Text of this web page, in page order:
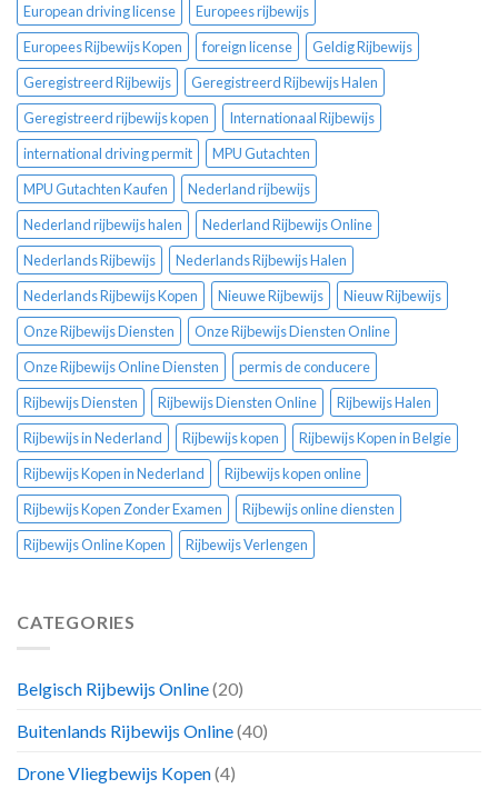
European driving license
Europees rijbewijs
Europees Rijbewijs Kopen
foreign license
Geldig Rijbewijs
Geregistreerd Rijbewijs
Geregistreerd Rijbewijs Halen
Geregistreerd rijbewijs kopen
Internationaal Rijbewijs
international driving permit
MPU Gutachten
MPU Gutachten Kaufen
Nederland rijbewijs
Nederland rijbewijs halen
Nederland Rijbewijs Online
Nederlands Rijbewijs
Nederlands Rijbewijs Halen
Nederlands Rijbewijs Kopen
Nieuwe Rijbewijs
Nieuw Rijbewijs
Onze Rijbewijs Diensten
Onze Rijbewijs Diensten Online
Onze Rijbewijs Online Diensten
permis de conducere
Rijbewijs Diensten
Rijbewijs Diensten Online
Rijbewijs Halen
Rijbewijs in Nederland
Rijbewijs kopen
Rijbewijs Kopen in Belgie
Rijbewijs Kopen in Nederland
Rijbewijs kopen online
Rijbewijs Kopen Zonder Examen
Rijbewijs online diensten
Rijbewijs Online Kopen
Rijbewijs Verlengen
CATEGORIES
Belgisch Rijbewijs Online(20)
Buitenlands Rijbewijs Online(40)
Drone Vliegbewijs Kopen(4)